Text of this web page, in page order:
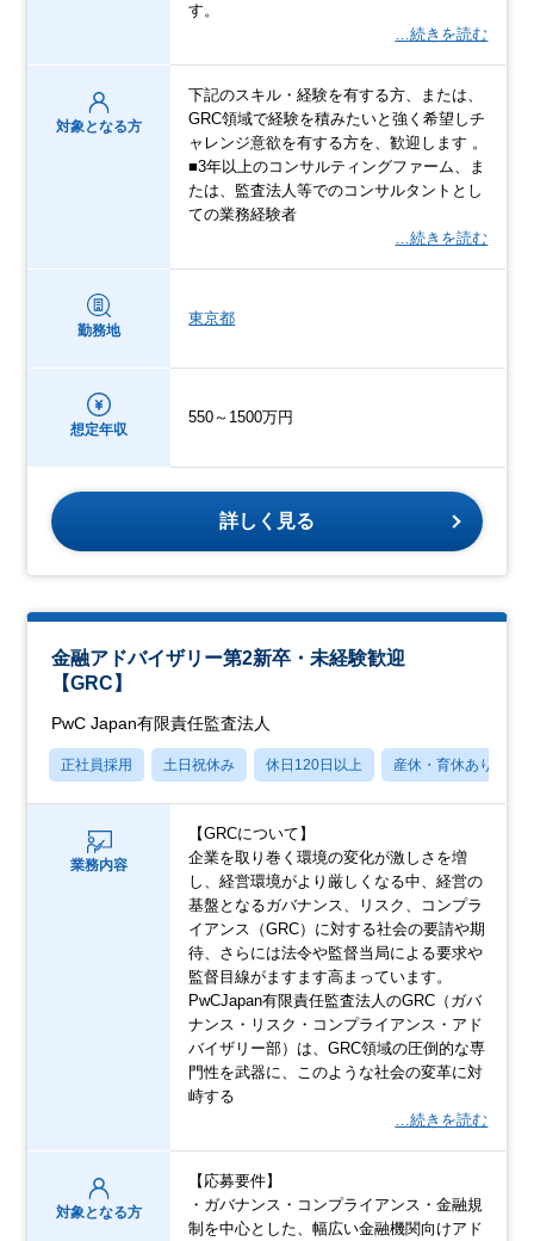
す。
…続きを読む
対象となる方
下記のスキル・経験を有する方、または、
GRC領域で経験を積みたいと強く希望しチ
ャレンジ意欲を有する方を、歓迎します 。
■3年以上のコンサルティングファーム、ま
たは、監査法人等でのコンサルタントとし
ての業務経験者
…続きを読む
勤務地
東京都
想定年収
550～1500万円
詳しく見る
金融アドバイザリー第2新卒・未経験歓迎
【GRC】
PwC Japan有限責任監査法人
正社員採用 土日祝休み 休日120日以上 産休・育休あり
業務内容
【GRCについて】
企業を取り巻く環境の変化が激しさを増
し、経営環境がより厳しくなる中、経営の
基盤となるガバナンス、リスク、コンプラ
イアンス（GRC）に対する社会の要請や期
待、さらには法令や監督当局による要求や
監督目線がますます高まっています。
PwCJapan有限責任監査法人のGRC（ガバ
ナンス・リスク・コンプライアンス・アド
バイザリー部）は、GRC領域の圧倒的な専
門性を武器に、このような社会の変革に対
峙する
…続きを読む
対象となる方
【応募要件】
・ガバナンス・コンプライアンス・金融規
制を中心とした、幅広い金融機関向けアド